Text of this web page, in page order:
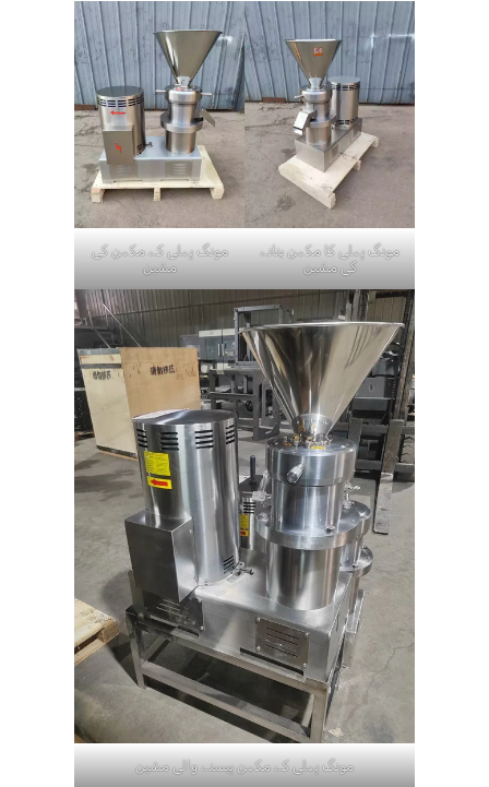
مونگ پھلی کا مکھن بنانے
کی مشین
مونگ پھلی کے مکھن کی
مشین
مونگ پھلی کے مکھن پیسنے والی مشین